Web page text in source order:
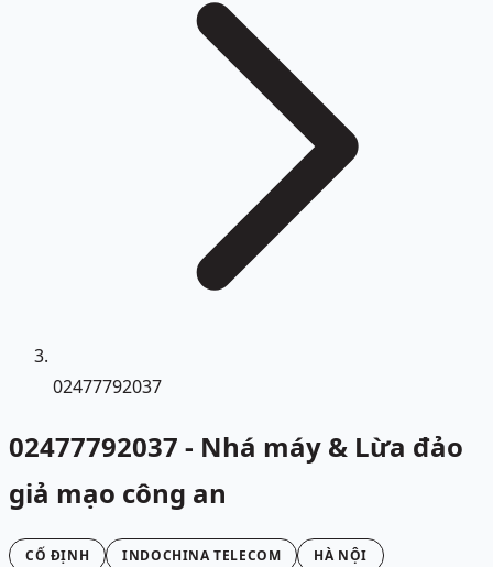
02477792037
02477792037 - Nhá máy & Lừa đảo
giả mạo công an
CỐ ĐỊNH INDOCHINA TELECOM HÀ NỘI